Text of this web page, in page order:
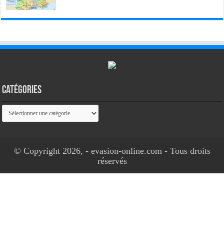
Catégories
Catégories
© Copyright 2026, - evasion-online.com - Tous droits
réservés